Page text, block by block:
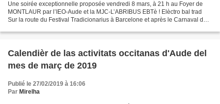
Une soirée exceptionnelle proposée vendredi 8 mars, à 21 h au Foyer de
MONTLAUR par l’IEO-Aude et la MJC-L’ABRIBUS EBTè ! Elèctro bal trad
Sur la route du Festival Tradicionarius à Barcelone et après le Carnaval de
Calendièr de las activitats occitanas d'Aude del
mes de març de 2019
Publié le 27/02/2019 à 16:06
Par Mirelha